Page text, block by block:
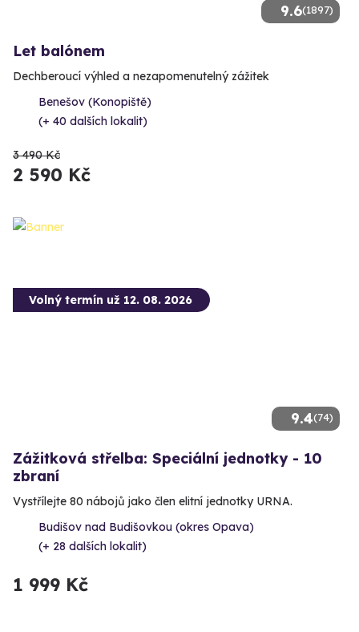
9.6(1897)
Let balónem
Dechberoucí výhled a nezapomenutelný zážitek
Benešov (Konopiště)
(+ 40 dalších lokalit)
3 490 Kč
2 590 Kč
9.4(74)
Volný termín už 12. 08. 2026
Zážitková střelba: Speciální jednotky - 10
zbraní
Vystřílejte 80 nábojů jako člen elitní jednotky URNA.
Budišov nad Budišovkou (okres Opava)
(+ 28 dalších lokalit)
1 999 Kč